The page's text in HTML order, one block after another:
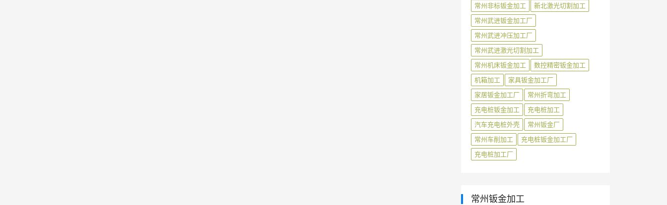
常州非标钣金加工
新北激光切割加工
常州武进钣金加工厂
常州武进冲压加工厂
常州武进激光切割加工
常州机床钣金加工
数控精密钣金加工
机箱加工
家具钣金加工厂
家居钣金加工厂
常州折弯加工
充电桩钣金加工
充电桩加工
汽车充电桩外壳
常州钣金厂
常州车削加工
充电桩钣金加工厂
充电桩加工厂
常州钣金加工